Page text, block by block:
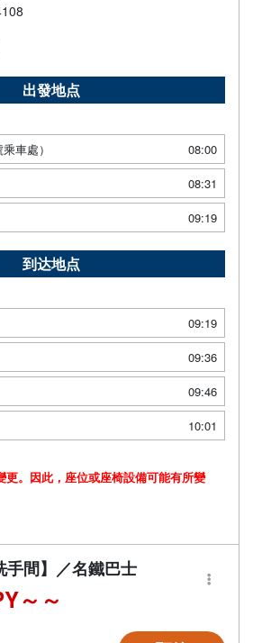
出發地点
車處）
08:00
08:31
09:19
到达地点
09:19
09:36
09:46
10:01
更。因此，座位或座椅設備可能有所變
手間】／名鐵巴士
～